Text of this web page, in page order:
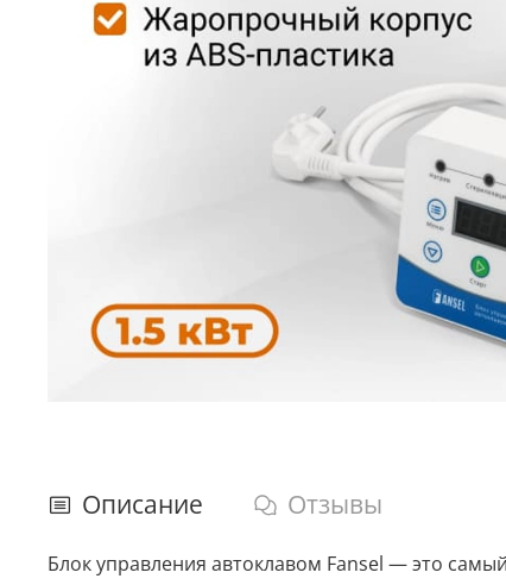
Описание Отзывы
Блок управления автоклавом Fansel — это